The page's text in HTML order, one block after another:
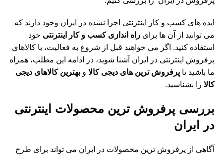
ایده های کسب و کار اینترنتی اجرا نشده در ایران وجود دارند که
می توانید از آن ها برای راه اندازی کسب و کار اینترنتی خود
استفاده کنید. اگر می خواهید قبل از شروع به فعالیت، با کالاهای
پرفروش اینترنتی در ایران آشنا شوید، در ادامه این مطلب، همراه
ما باشید تا پرفروش ترین های دیجی کالا و بهترین کالاهای دیجی
کالا را بشناسید.
بررسی پرفروش ترین محصولات اینترنتی
در ایران
آگاهی از پرفروش ترین محصولات در ایران می تواند برای طرح